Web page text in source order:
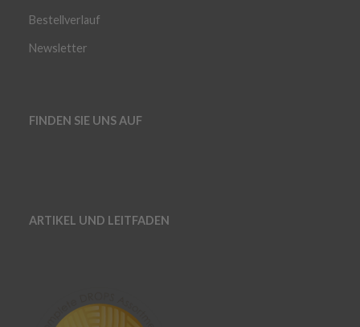
Bestellverlauf
Newsletter
FINDEN SIE UNS AUF
ARTIKEL UND LEITFADEN